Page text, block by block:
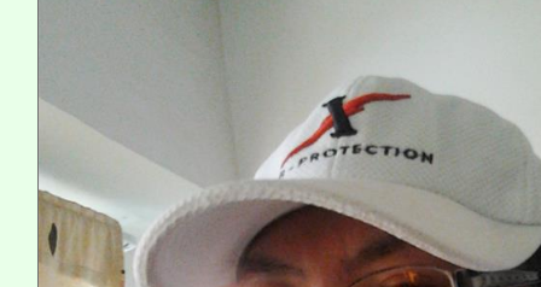
《TA101》溝通分析基
程，歡迎學生輔導中心
心理、諮商輔導、社會
系所師生報名參加。